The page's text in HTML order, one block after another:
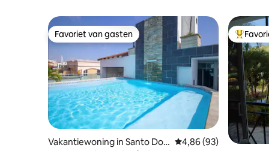
Favoriet van gasten
Favoriet van gasten
Vakantiewoning in Santo Do
Gemiddelde
4,86 (93)